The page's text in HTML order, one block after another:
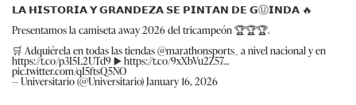
𝗟𝗔 𝗛𝗜𝗦𝗧𝗢𝗥𝗜𝗔 𝗬 𝗚𝗥𝗔𝗡𝗗𝗘𝗭𝗔 𝗦𝗘 𝗣𝗜𝗡𝗧𝗔𝗡 𝗗𝗘 𝗚Ⓤ𝗜𝗡𝗗𝗔 🔥
Presentamos la camiseta away 2026 del tricampeón 🏆🏆🏆.
🛒 Adquiérela en todas las tiendas@marathonsports_ a nivel nacional y en
https://t.co/p3I5L2UTd9▶️https://t.co/9xXbVu2Z57…
pic.twitter.com/qI5ftsQ5NO
— Universitario (@Universitario)January 16, 2026